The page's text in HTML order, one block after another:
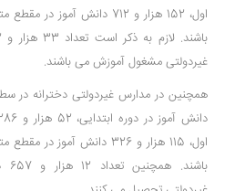
اول، 152 هزار و 712 دانش
غیردولتی مشغول آموزش می باشند.
اول، 115 هزار و 326 دانش